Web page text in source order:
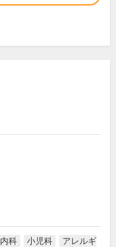
内科 小児科
アレルギ